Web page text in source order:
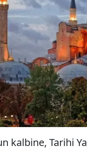
kalbine, Tarihi